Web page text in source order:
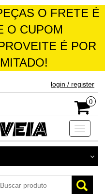
O FRETE É
O CUPOM
É POR
login / register
0
Toggle